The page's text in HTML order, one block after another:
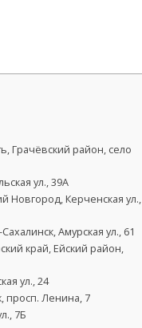
Грачёвский район, село
ул., 39А
Новгород, Керченская ул.,
Амурская ул., 61
край, Ейский район,
ул., 24
просп. Ленина, 7
7Б